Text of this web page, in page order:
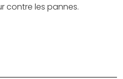
contre les pannes.